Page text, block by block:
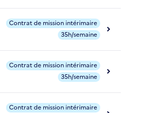
Contrat de mission intérimaire
35h/semaine
Contrat de mission intérimaire
35h/semaine
Contrat de mission intérimaire